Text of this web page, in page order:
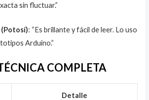
sin fluctuar.”
(Potosí): “Es brillante y fácil de leer. Lo uso
Arduino.”
COMPLETA
Detalle